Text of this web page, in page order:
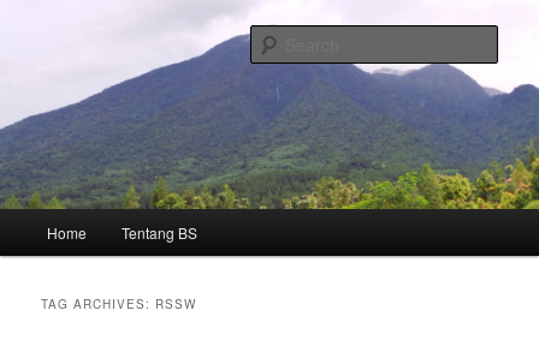
BS' notes
Home Tentang BS
TAG ARCHIVES: RSSW